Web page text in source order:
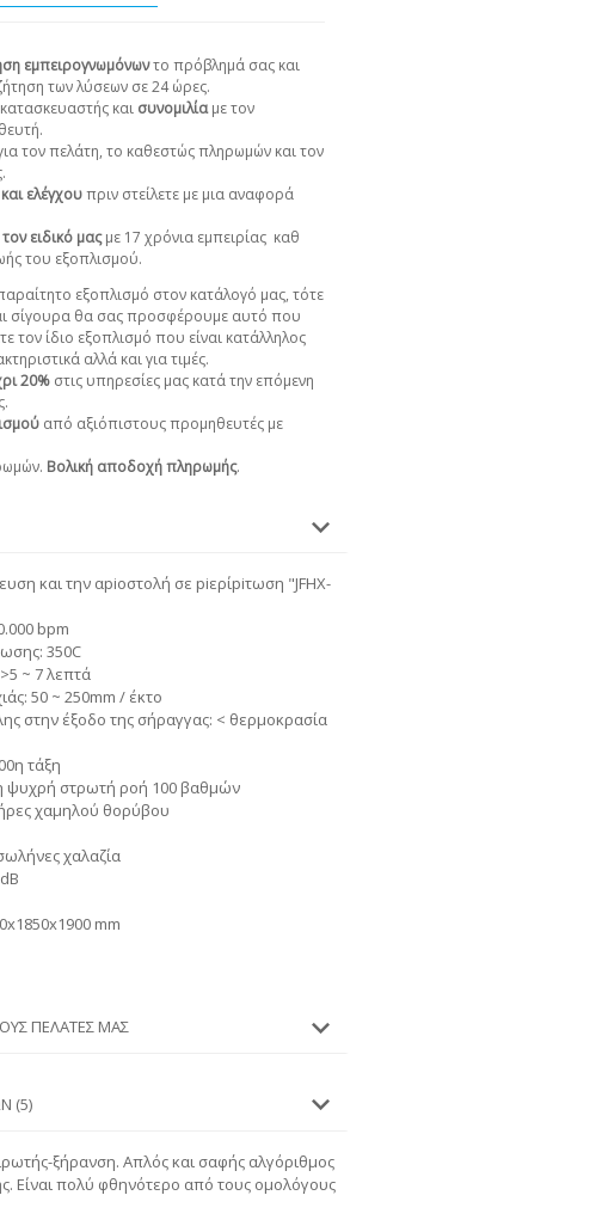
εμπειρογνωμόνωντο πρόβλημά σας και
των λύσεων σε 24 ώρες.
κατασκευαστής και συνομιλίαμε τον
τον πελάτη, το καθεστώς πληρωμών και τον
ελέγχουπριν στείλετε με μια αναφορά
ειδικό μαςμε 17 χρόνια εμπειρίας καθ
του εξοπλισμού.
εξοπλισμό στον κατάλογό μας, τότε
σίγουρα θα σας προσφέρουμε αυτό που
τον ίδιο εξοπλισμό που είναι κατάλληλος
αλλά και για τιμές.
20% στις υπηρεσίες μας κατά την επόμενη
από αξιόπιστους προμηθευτές με
Βολική αποδοχή πληρωμής.
και την αpiοστολή σε piερίpiτωση "JFHX-
bpm
350C
~ 7 λεπτά
50 ~ 250mm / έκτο
στην έξοδο της σήραγγας: < θερμοκρασία
τάξη
ψυχρή στρωτή ροή 100 βαθμών
χαμηλού θορύβου
χαλαζία
mm
ΠΕΛΆΤΕΣ ΜΑΣ
(5)
ξήρανση. Απλός και σαφής αλγόριθμος
Είναι πολύ φθηνότερο από τους ομολόγους